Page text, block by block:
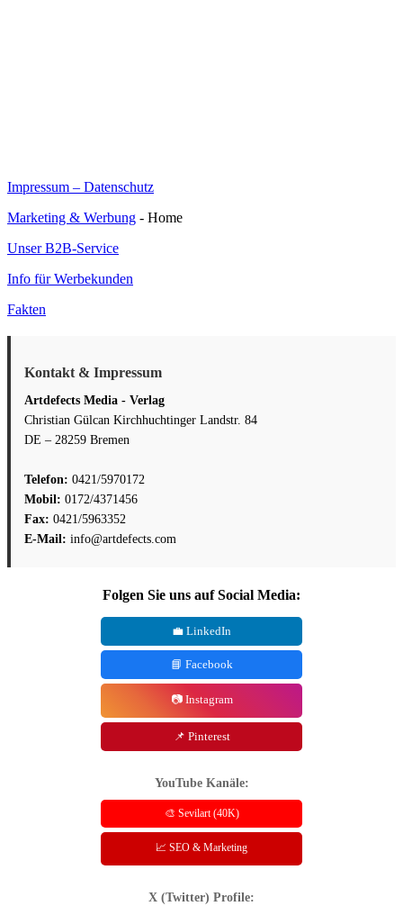
Impressum – Datenschutz
Marketing & Werbung - Home
Unser B2B-Service
Info für Werbekunden
Fakten
Kontakt & Impressum
Artdefects Media - Verlag
Christian Gülcan Kirchhuchtinger Landstr. 84
DE – 28259 Bremen
Telefon: 0421/5970172
Mobil: 0172/4371456
Fax: 0421/5963352
E-Mail: info@artdefects.com
Folgen Sie uns auf Social Media:
💼 LinkedIn
📘 Facebook
📷 Instagram
📌 Pinterest
YouTube Kanäle:
🎨 Sevilart (40K)
📈 SEO & Marketing
X (Twitter) Profile: